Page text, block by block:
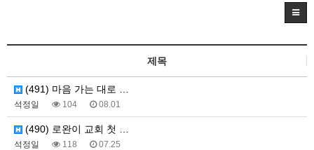
제목
(491) 마음 가는 대로 …
석정일 104 08.01
(490) 로완이 교회 첫 …
석정일 118 07.25